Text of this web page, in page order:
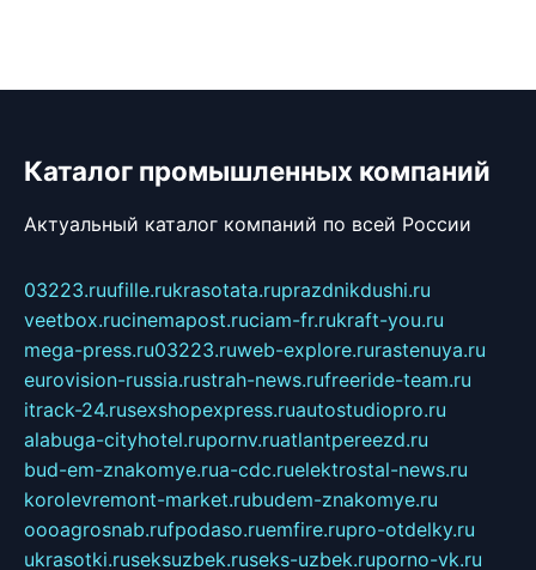
Каталог промышленных компаний
Актуальный каталог компаний по всей России
03223.ruufille.rukrasotata.ruprazdnikdushi.ru
veetbox.rucinemapost.ruciam-fr.rukraft-you.ru
mega-press.ru03223.ruweb-explore.rurastenuya.ru
eurovision-russia.rustrah-news.rufreeride-team.ru
itrack-24.rusexshopexpress.ruautostudiopro.ru
alabuga-cityhotel.rupornv.ruatlantpereezd.ru
bud-em-znakomye.rua-cdc.ruelektrostal-news.ru
korolevremont-market.rubudem-znakomye.ru
oooagrosnab.rufpodaso.ruemfire.rupro-otdelky.ru
ukrasotki.ruseksuzbek.ruseks-uzbek.ruporno-vk.ru